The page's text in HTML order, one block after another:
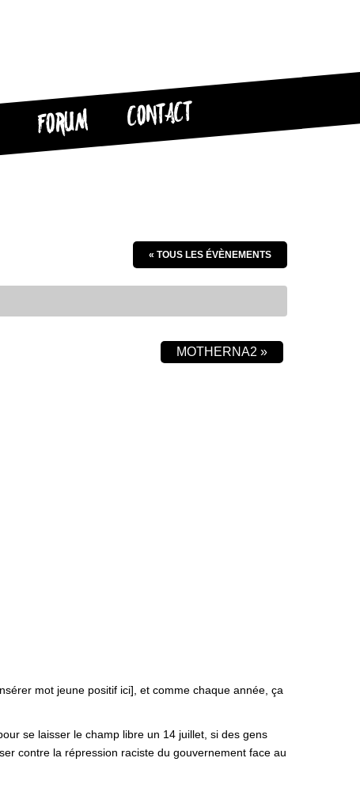
FORUM CONTACT
« TOUS LES ÉVÈNEMENTS
MOTHERNA2 »
mot jeune positif ici], et comme chaque année, ça
se laisser le champ libre un 14 juillet, si des gens
contre la répression raciste du gouvernement face au